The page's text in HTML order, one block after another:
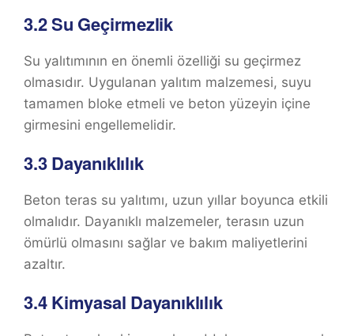
3.2Su Geçirmezlik
Su yalıtımının en önemli özelliği su geçirmez
olmasıdır. Uygulanan yalıtım malzemesi, suyu
tamamen bloke etmeli ve beton yüzeyin içine
girmesini engellemelidir.
3.3Dayanıklılık
Beton teras su yalıtımı, uzun yıllar boyunca etkili
olmalıdır. Dayanıklı malzemeler, terasın uzun
ömürlü olmasını sağlar ve bakım maliyetlerini
azaltır.
3.4Kimyasal Dayanıklılık